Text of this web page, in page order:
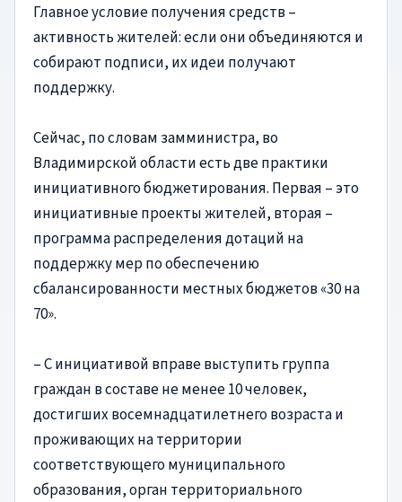
Главное условие получения средств –
активность жителей: если они объединяются и
собирают подписи, их идеи получают
поддержку.
Сейчас, по словам замминистра, во
Владимирской области есть две практики
инициативного бюджетирования. Первая – это
инициативные проекты жителей, вторая –
программа распределения дотаций на
поддержку мер по обеспечению
сбалансированности местных бюджетов «30 на
70».
– С инициативой вправе выступить группа
граждан в составе не менее 10 человек,
достигших восемнадцатилетнего возраста и
проживающих на территории
соответствующего муниципального
образования, орган территориального